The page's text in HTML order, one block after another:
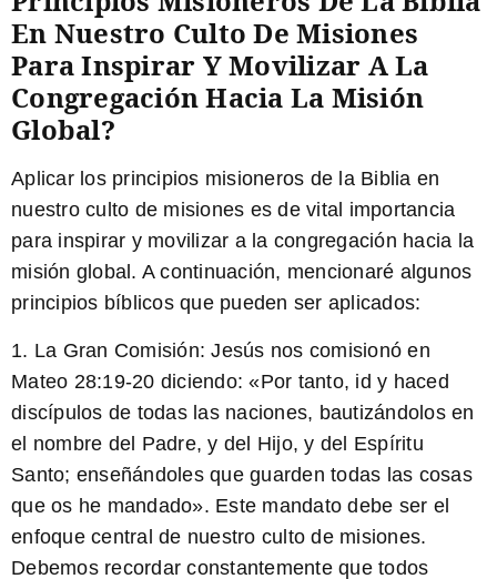
En Nuestro Culto De Misiones
Para Inspirar Y Movilizar A La
Congregación Hacia La Misión
Global?
Aplicar los principios misioneros de la Biblia en
nuestro culto de misiones es de vital importancia
para inspirar y movilizar a la congregación hacia la
misión global. A continuación, mencionaré algunos
principios bíblicos que pueden ser aplicados:
1. La Gran Comisión: Jesús nos comisionó en
Mateo 28:19-20 diciendo: «Por tanto, id y haced
discípulos de todas las naciones, bautizándolos en
el nombre del Padre, y del Hijo, y del Espíritu
Santo; enseñándoles que guarden todas las cosas
que os he mandado». Este mandato debe ser el
enfoque central de nuestro culto de misiones.
Debemos recordar constantemente que todos